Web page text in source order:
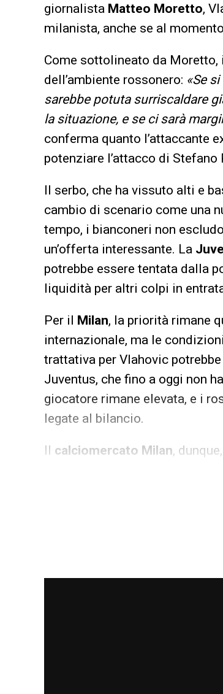
giornalista Matteo Moretto,
milanista, anche se al
Come sottolineato da Moretto,
dell’ambiente rossonero: «Se
sarebbe potuta surriscaldare
la situazione, e se ci sarà
conferma quanto l’attaccante
potenziare l’attacco di
Il serbo, che ha vissuto alti e
cambio di scenario come una
tempo, i bianconeri non
un’offerta interessante. La
potrebbe essere tentata dalla
liquidità per altri colpi in
Per il Milan, la priorità rimane
internazionale, ma le
trattativa per Vlahovic
Juventus, che fino a oggi non
giocatore rimane elevata, e i
legate al bilancio.
Il calciomercato Milan,
Vlahovic in cima alla lista dei
mosse al momento